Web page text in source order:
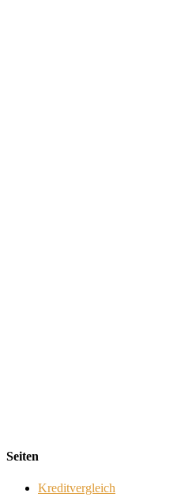
Seiten
Kreditvergleich